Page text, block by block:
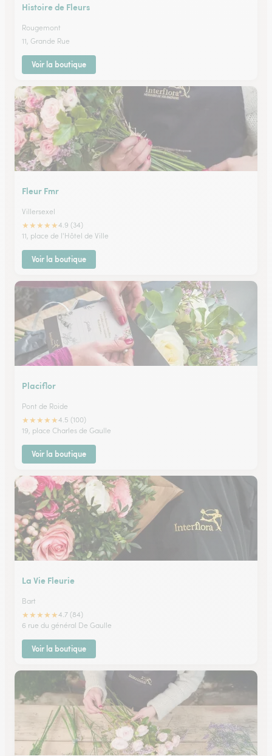
Histoire de Fleurs
Rougemont
11, Grande Rue
Voir la boutique
Fleur Fmr
Villersexel
★★★★★4.9 (34)
11, place de l'Hôtel de Ville
Voir la boutique
Placiflor
Pont de Roide
★★★★★4.5 (100)
19, place Charles de Gaulle
Voir la boutique
La Vie Fleurie
Bart
★★★★★4.7 (84)
6 rue du général De Gaulle
Voir la boutique